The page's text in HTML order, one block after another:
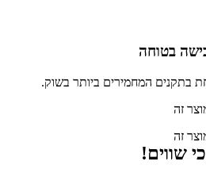
בטוחה
בתקנים המחמירים ביותר בשוק.
זה
זה
שווים!